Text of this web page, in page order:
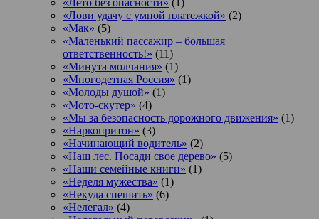
«Лови удачу с умной платежкой» (2)
«Мак» (5)
«Маленький пассажир – большая
ответственность!» (11)
«Минута молчания» (1)
«Многодетная Россия» (1)
«Молоды душой» (1)
«Мото-скутер» (4)
«Мы за безопасность дорожного движения» (1)
«Наркопритон» (3)
«Начинающий водитель» (2)
«Наш лес. Посади свое дерево» (5)
«Наши семейные книги» (1)
«Неделя мужества» (1)
«Некуда спешить» (6)
«Нелегал» (4)